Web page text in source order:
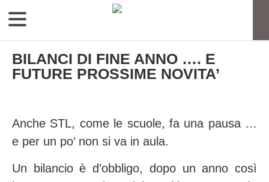
BILANCI DI FINE ANNO …. E
FUTURE PROSSIME NOVITA’
Anche STL, come le scuole, fa una pausa …
e per un po’ non si va in aula.
Un bilancio è d’obbligo, dopo un anno così